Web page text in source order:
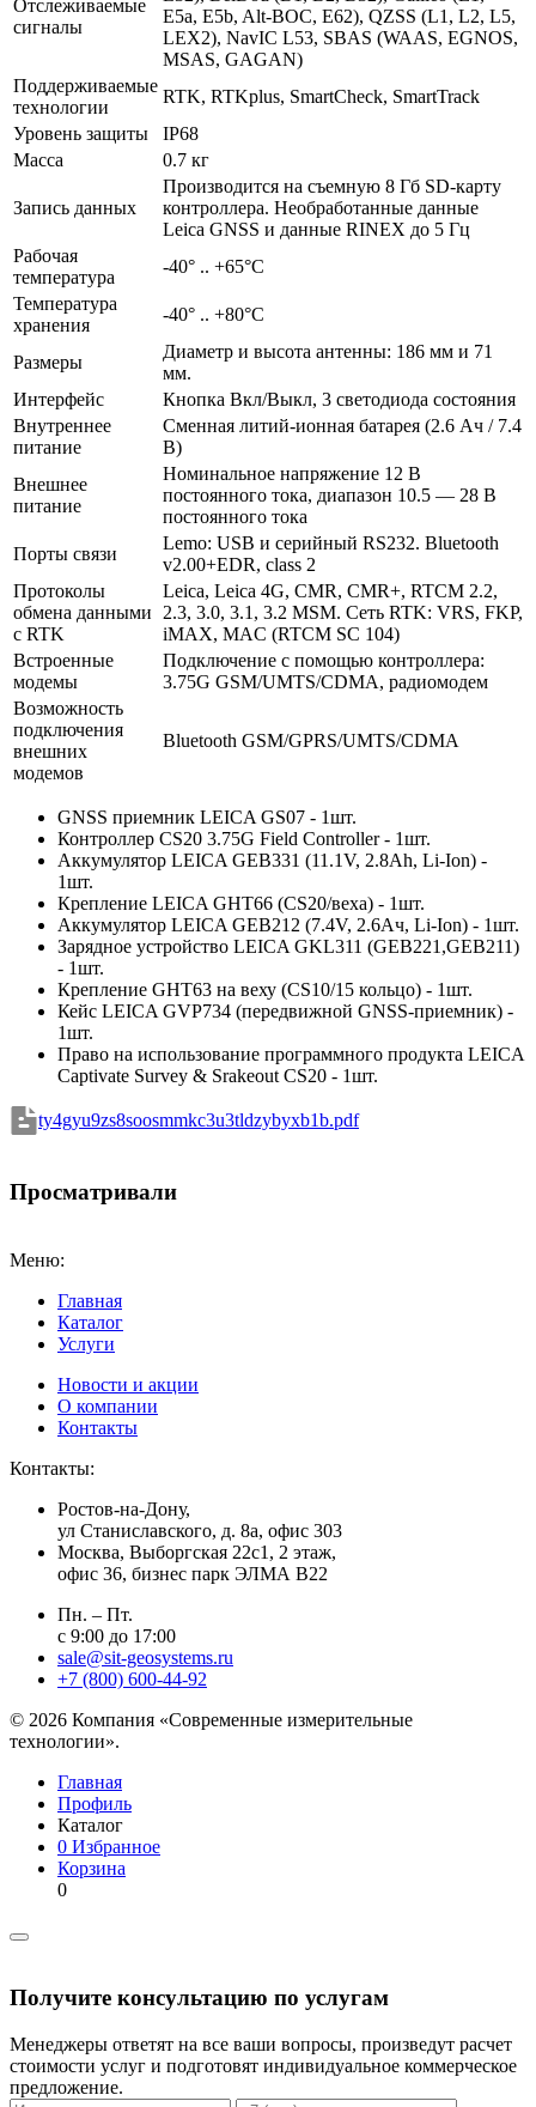
Отслеживаемые
сигналы
E5a, E5b, Alt-BOC, E62), QZSS (L1, L2, L5,
LEX2), NavIC L53, SBAS (WAAS, EGNOS,
MSAS, GAGAN)
Поддерживаемые
технологии
RTK, RTKplus, SmartCheck, SmartTrack
Уровень защиты
IP68
Масса
0.7 кг
Запись данных
Производится на съемную 8 Гб SD-карту
контроллера. Необработанные данные
Leica GNSS и данные RINEX до 5 Гц
Рабочая
температура
-40° .. +65°С
Температура
хранения
-40° .. +80°С
Размеры
Диаметр и высота антенны: 186 мм и 71
мм.
Интерфейс
Кнопка Вкл/Выкл, 3 светодиода состояния
Внутреннее
питание
Сменная литий-ионная батарея (2.6 Ач / 7.4
В)
Внешнее
питание
Номинальное напряжение 12 В
постоянного тока, диапазон 10.5 — 28 В
постоянного тока
Порты связи
Lemo: USB и серийный RS232. Bluetooth
v2.00+EDR, class 2
Протоколы
обмена данными
с RTK
Leica, Leica 4G, CMR, CMR+, RTCM 2.2,
2.3, 3.0, 3.1, 3.2 MSM. Сеть RTK: VRS, FKP,
iMAX, MAC (RTCM SC 104)
Встроенные
модемы
Подключение с помощью контроллера:
3.75G GSM/UMTS/CDMA, радиомодем
Возможность
подключения
внешних
модемов
Bluetooth GSM/GPRS/UMTS/CDMA
GNSS приемник LEICA GS07 - 1шт.
Контроллер CS20 3.75G Field Controller - 1шт.
Аккумулятор LEICA GEB331 (11.1V, 2.8Ah, Li-Ion) -
1шт.
Крепление LEICA GHT66 (CS20/веха) - 1шт.
Аккумулятор LEICA GEB212 (7.4V, 2.6Ач, Li-Ion) - 1шт.
Зарядное устройство LEICA GKL311 (GEB221,GEB211)
- 1шт.
Крепление GHT63 на веху (CS10/15 кольцо) - 1шт.
Кейс LEICA GVP734 (передвижной GNSS-приемник) -
1шт.
Право на использование программного продукта LEICA
Captivate Survey & Srakeout СS20 - 1шт.
ty4gyu9zs8soosmmkc3u3tldzybyxb1b.pdf
Просматривали
Меню:
Главная
Каталог
Услуги
Новости и акции
О компании
Контакты
Контакты:
Ростов-на-Дону,
ул Станиславского, д. 8а, офис 303
Москва, Выборгская 22с1, 2 этаж,
офис 36, бизнес парк ЭЛМА В22
Пн. – Пт.
с 9:00 до 17:00
sale@sit-geosystems.ru
+7 (800) 600-44-92
© 2026 Компания «Современные измерительные
технологии».
Главная
Профиль
Каталог
0 Избранное
Корзина
0
Получите консультацию по услугам
Менеджеры ответят на все ваши вопросы, произведут расчет
стоимости услуг и подготовят индивидуальное коммерческое
предложение.